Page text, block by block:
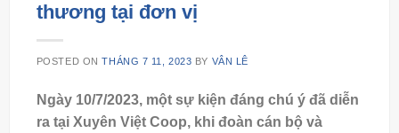
thương tại đơn vị
POSTED ONTHÁNG 7 11, 2023 BY VÂN LÊ
Ngày 10/7/2023, một sự kiện đáng chú ý đã diễn
ra tại Xuyên Việt Coop, khi đoàn cán bộ và